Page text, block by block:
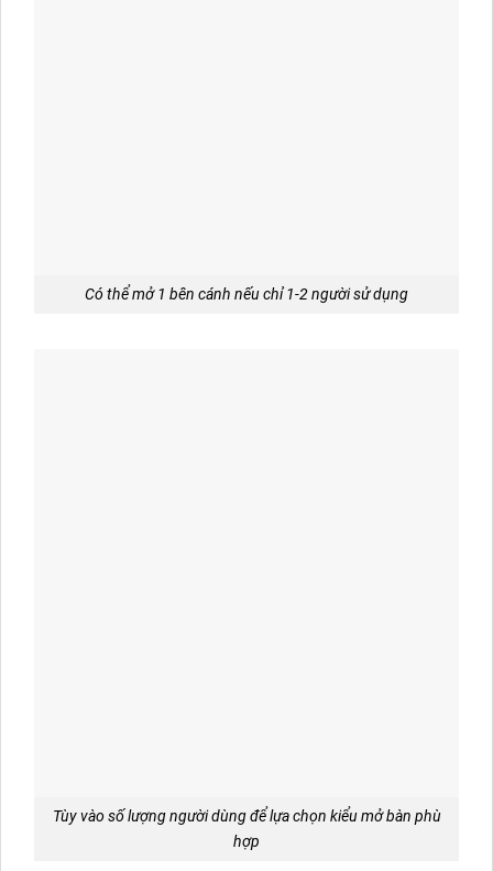
Có thể mở 1 bên cánh nếu chỉ 1-2 người sử dụng
Tùy vào số lượng người dùng để lựa chọn kiểu mở bàn phù
hợp